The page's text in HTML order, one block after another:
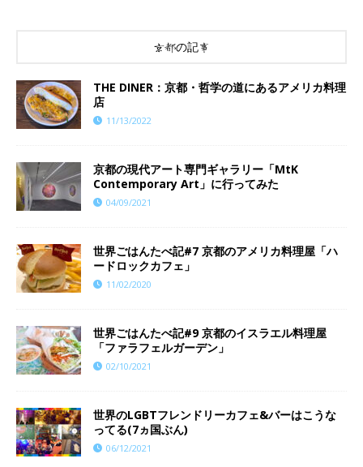
京都の記事
THE DINER：京都・哲学の道にあるアメリカ料理
店
11/13/2022
京都の現代アート専門ギャラリー「MtK
Contemporary Art」に行ってみた
04/09/2021
世界ごはんたべ記#7 京都のアメリカ料理屋「ハ
ードロックカフェ」
11/02/2020
世界ごはんたべ記#9 京都のイスラエル料理屋
「ファラフェルガーデン」
02/10/2021
世界のLGBTフレンドリーカフェ&バーはこうな
ってる(7ヵ国ぶん)
06/12/2021